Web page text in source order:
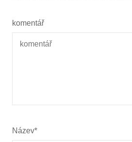
komentář
Název*